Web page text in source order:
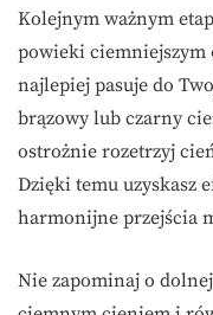
Kolejnym ważnym
powieki
najlepiej pasuje do
brązowy lub czarny
ostrożnie rozetrzyj
Dzięki temu uzyskasz
harmonijne przejścia
Nie zapominaj o